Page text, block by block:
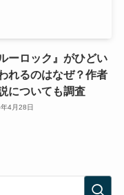
ルーロック』がひどい
れるのはなぜ？作者
についても調査
4月28日